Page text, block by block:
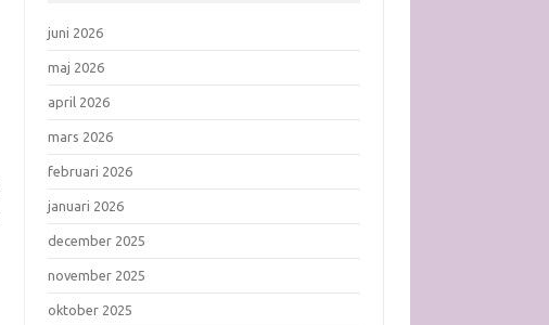
juni 2026
maj 2026
april 2026
mars 2026
februari 2026
januari 2026
december 2025
november 2025
oktober 2025